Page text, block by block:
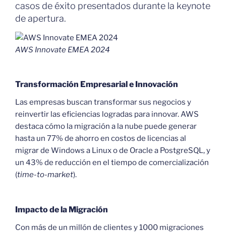
casos de éxito presentados durante la keynote
de apertura.
AWS Innovate EMEA 2024
Transformación Empresarial e Innovación
Las empresas buscan transformar sus negocios y
reinvertir las eficiencias logradas para innovar. AWS
destaca cómo la migración a la nube puede generar
hasta un 77% de ahorro en costos de licencias al
migrar de Windows a Linux o de Oracle a PostgreSQL, y
un 43% de reducción en el tiempo de comercialización
(time-to-market).
Impacto de la Migración
Con más de un millón de clientes y 1000 migraciones